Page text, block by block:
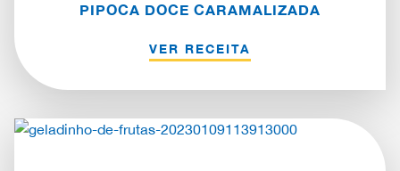
PIPOCA DOCE CARAMALIZADA
VER RECEITA